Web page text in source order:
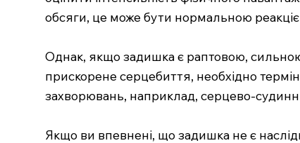
обсяги, це може бути нормальною
Однак, якщо задишка є раптовою,
прискорене серцебиття, необхідно
захворювань, наприклад, серцево-
Якщо ви впевнені, що задишка не є